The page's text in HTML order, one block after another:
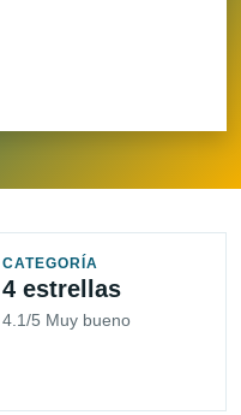
CATEGORÍA
4 estrellas
4.1/5 Muy bueno